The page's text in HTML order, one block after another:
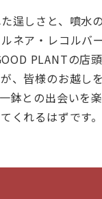
逞しさと、噴水
ネア・レコルバ
PLANTの店
、皆様のお越し
との出会いを楽
くれるはずです。